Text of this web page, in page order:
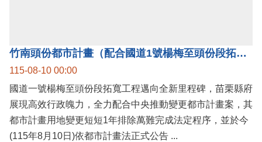
竹南頭份都市計畫（配合國道1號楊梅至頭份段拓寬工程）案公告實施，國道1號楊梅至頭份黃金廊帶加速啟動！
115-08-10 00:00
國道一號楊梅至頭份段拓寬工程邁向全新里程碑，苗栗縣府
展現高效行政魄力，全力配合中央推動變更都市計畫案，其
都市計畫用地變更短短1年排除萬難完成法定程序，並於今
(115年8月10日)依都市計畫法正式公告 ...